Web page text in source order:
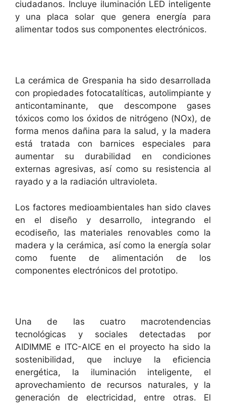
ciudadanos. Incluye iluminación LED inteligente
y una placa solar que genera energía para
alimentar todos sus componentes electrónicos.
La cerámica de Grespania ha sido desarrollada
con propiedades fotocatalíticas, autolimpiante y
anticontaminante, que descompone gases
tóxicos como los óxidos de nitrógeno (NOx), de
forma menos dañina para la salud, y la madera
está tratada con barnices especiales para
aumentar su durabilidad en condiciones
externas agresivas, así como su resistencia al
rayado y a la radiación ultravioleta.
Los factores medioambientales han sido claves
en el diseño y desarrollo, integrando el
ecodiseño, las materiales renovables como la
madera y la cerámica, así como la energía solar
como fuente de alimentación de los
componentes electrónicos del prototipo.
Una de las cuatro macrotendencias
tecnológicas y sociales detectadas por
AIDIMME e ITC-AICE en el proyecto ha sido la
sostenibilidad, que incluye la eficiencia
energética, la iluminación inteligente, el
aprovechamiento de recursos naturales, y la
generación de electricidad, entre otras. El